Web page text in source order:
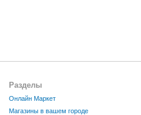
Разделы
Онлайн Маркет
Магазины в вашем городе